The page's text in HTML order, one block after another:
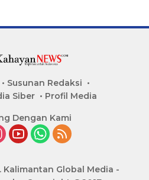
Susunan Redaksi
Siber
Profil Media
Dengan Kami
Global Media -